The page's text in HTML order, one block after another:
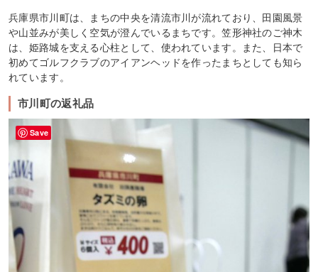
兵庫県市川町は、まちの中央を清流市川が流れており、田園風景
や山並みが美しく空気が澄んでいるまちです。笠形神社のご神木
は、姫路城を支える心柱として、使われています。また、日本で
初めてゴルフクラブのアイアンヘッドを作ったまちとしても知ら
れています。
市川町の返礼品
Save